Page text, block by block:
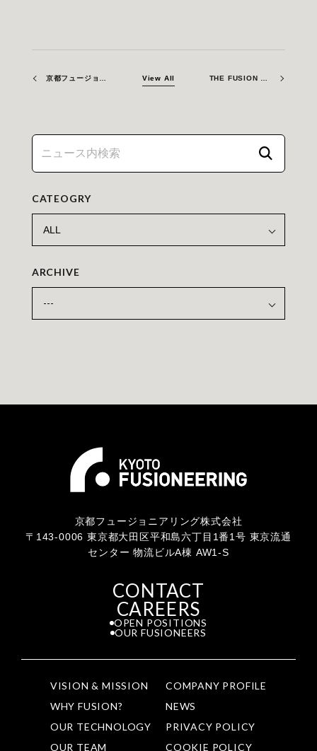
京都フュージョニアリング、カールスルーエ工科大学と協力協定を締結 View All
CATEOGRY
ARCHIVE
京都フュージョニアリング株式会社
〒143-0006 東京都大田区平和島六丁目1番1号 東京流通
センター 物流ビルA棟 AW1-S
CONTACT
CAREERS
OPEN POSITIONS
OUR FUSIONEERS
VISION & MISSION
WHY FUSION?
OUR TECHNOLOGY
OUR TEAM
COMPANY PROFILE
NEWS
PRIVACY POLICY
COOKIE POLICY